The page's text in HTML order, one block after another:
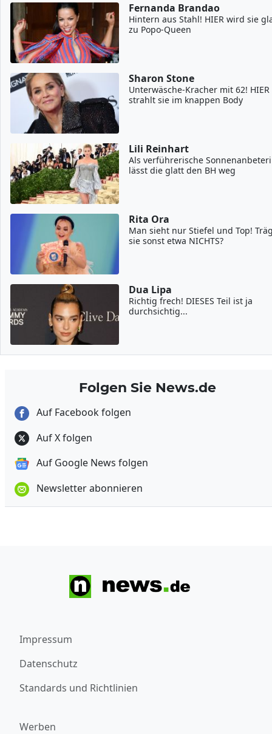
Fernanda Brandao
Hintern aus Stahl! HIER wird sie
zu Popo-Queen
Sharon Stone
Unterwäsche-Kracher mit 62! HIER
strahlt sie im knappen Body
Lili Reinhart
Als verführerische
lässt die glatt den BH weg
Rita Ora
Man sieht nur Stiefel und Top!
sie sonst etwa NICHTS?
Dua Lipa
Richtig frech! DIESES Teil ist ja
durchsichtig...
Folgen Sie News.de
Auf Facebook folgen
Auf X folgen
Auf Google News folgen
Newsletter abonnieren
Impressum
Datenschutz
Standards und Richtlinien
Werben